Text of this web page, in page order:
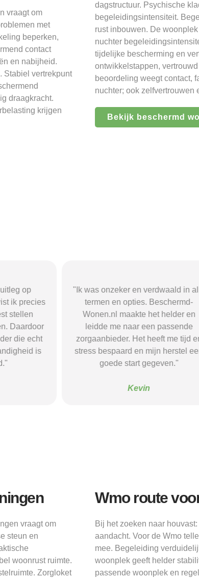
vraagt om
met
beperken,
contact
en nabijheid.
Stabiel vertrekpunt
draagkracht.
krijgen
dagstructuur. Psychische
begeleidingsintensiteit.
rust inbouwen. De
nuchter
tijdelijke bescherming en
ontwikkelstappen,
beoordeling weegt contact,
nuchter; ook zelfvertrouwen
Bekijk beschermd
in alle
helder en
me tijd en
herstel een
"Beschermd-Wonen.nl hielp mij
de juiste informatie te vinden en
doorverwijzingen naar
Dankzij hun site vond ik een plek
waar ik rust en structuur kreeg —
voel me nu veel stabieler."
vraagt om
steun en
woonrust ruimte.
Zorgloket
Wmo route
Bij het zoeken naar
aandacht. Voor de Wmo
mee. Begeleiding
woonplek geeft helder
passende woonplek en